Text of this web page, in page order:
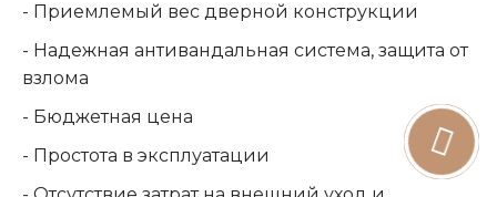
- Приемлемый вес дверной конструкции
- Надежная антивандальная система, защита от
взлома
- Бюджетная цена
- Простота в эксплуатации